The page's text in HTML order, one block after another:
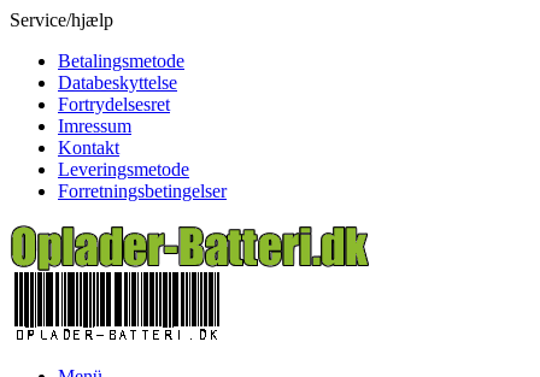
Service/hjælp
Betalingsmetode
Databeskyttelse
Fortrydelsesret
Imressum
Kontakt
Leveringsmetode
Forretningsbetingelser